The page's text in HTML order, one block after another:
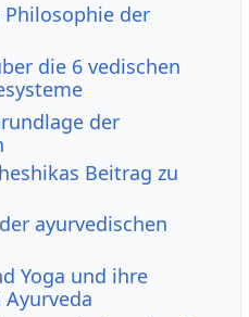
der
die 6 vedischen
der
Beitrag zu
ayurvedischen
Yoga und ihre